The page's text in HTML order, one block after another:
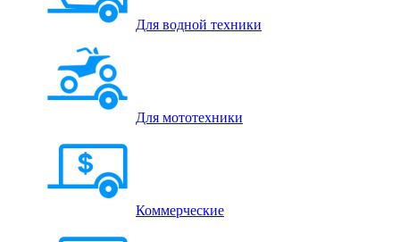
Для водной техники
Для мототехники
Коммерческие